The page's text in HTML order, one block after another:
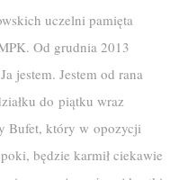
uczelni pamięta
Od grudnia 2013
jestem. Jestem od rana
do piątku wraz
Bufet, który w opozycji
będzie karmił ciekawie